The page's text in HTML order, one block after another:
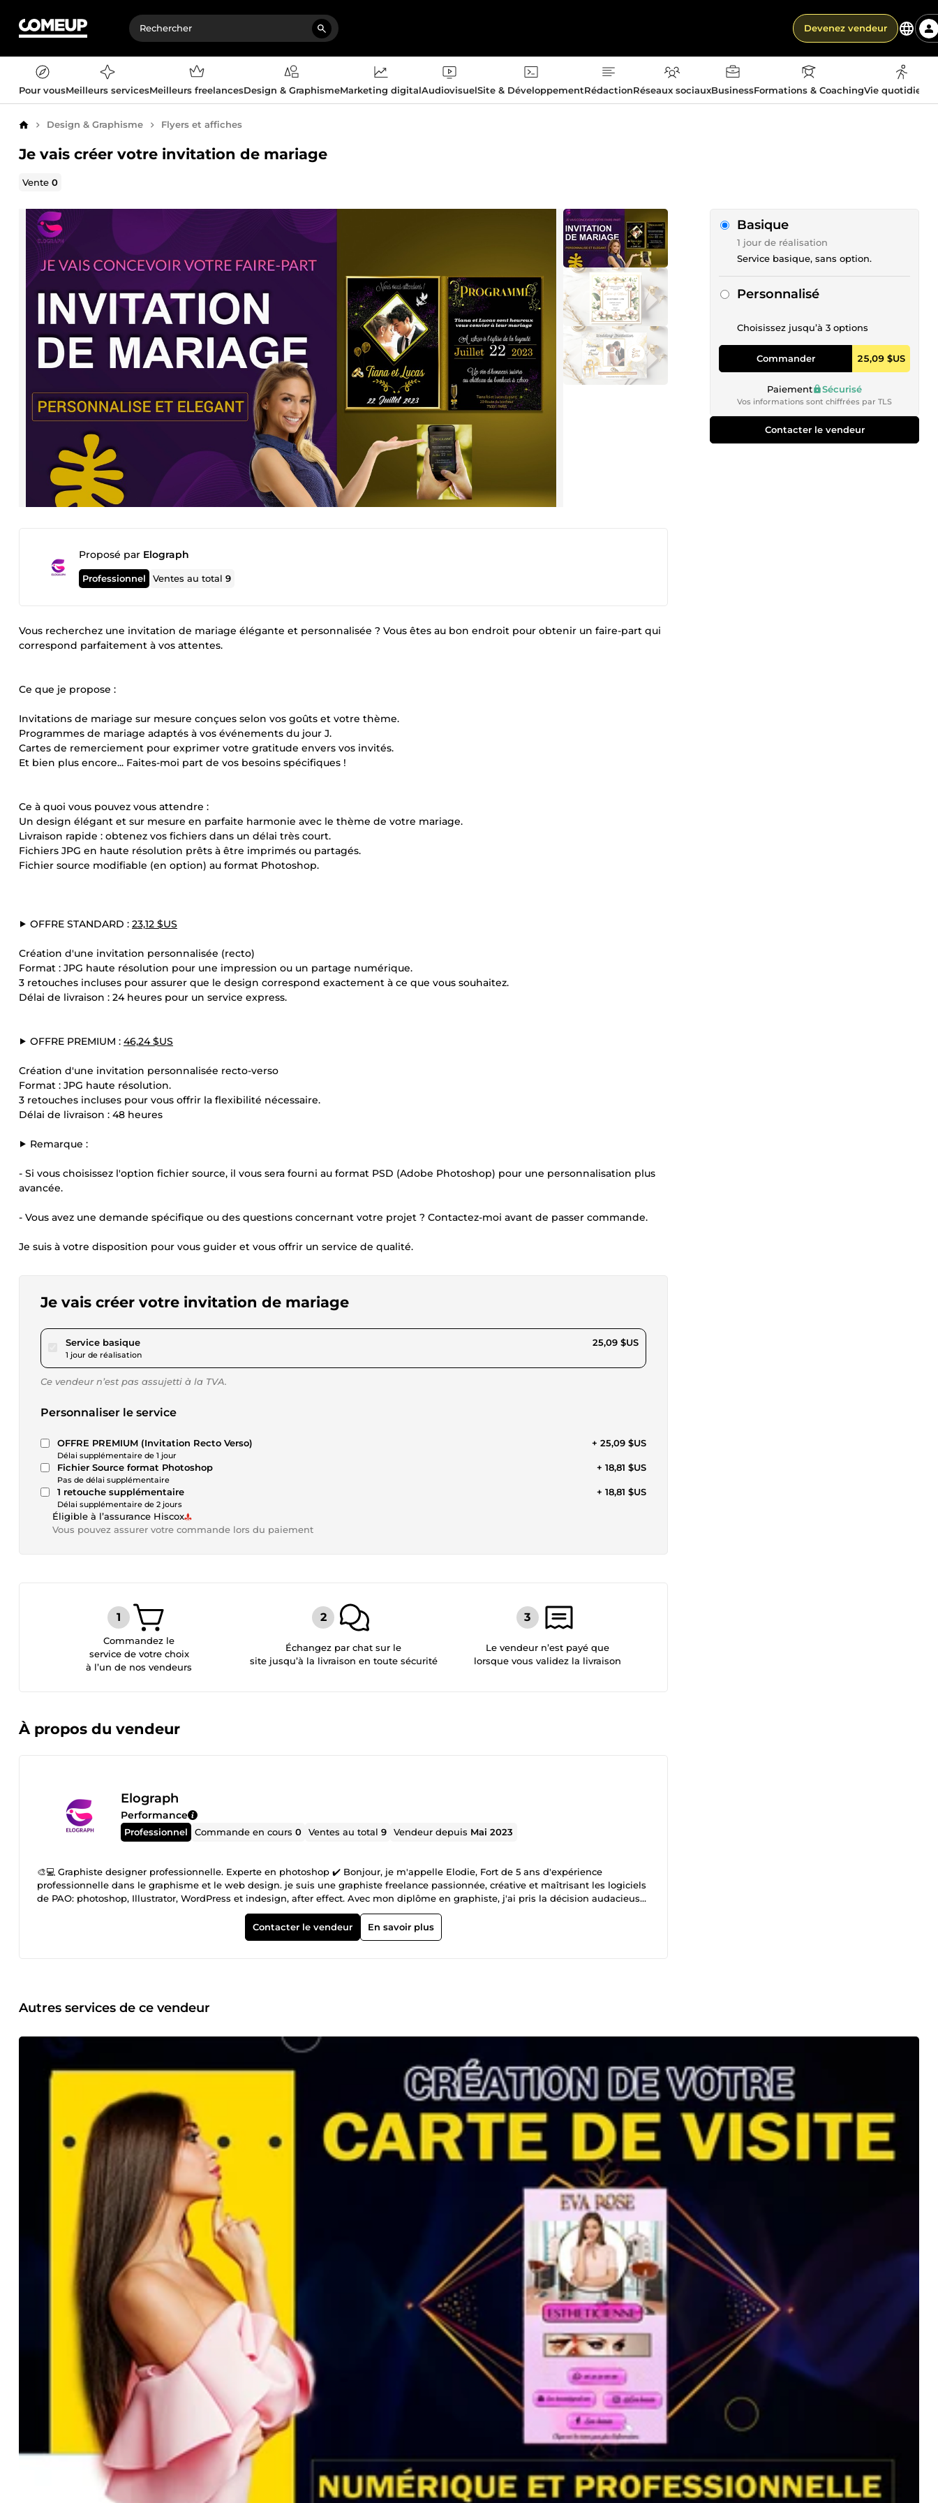
Devenez vendeur
Pour vousMeilleurs servicesMeilleurs freelancesDesign & GraphismeMarketing digitalAudiovisuelSite & DéveloppementRédactionRéseaux sociauxBusinessFormations & CoachingVie
AccueilDesign & Graphisme Flyers et affiches
Je vais créer votre invitation de mariage
Vente0
Proposé par Elograph
Professionnel Ventes au total9
Vous recherchez une invitation de mariage élégante et personnalisée ? Vous êtes au bon endroit pour obtenir un faire-part qui
correspond parfaitement à vos attentes.
Ce que je propose :
Invitations de mariage sur mesure conçues selon vos goûts et votre thème.
Programmes de mariage adaptés à vos événements du jour J.
Cartes de remerciement pour exprimer votre gratitude envers vos invités.
Et bien plus encore... Faites-moi part de vos besoins spécifiques !
Ce à quoi vous pouvez vous attendre :
Un design élégant et sur mesure en parfaite harmonie avec le thème de votre mariage.
Livraison rapide : obtenez vos fichiers dans un délai très court.
Fichiers JPG en haute résolution prêts à être imprimés ou partagés.
Fichier source modifiable (en option) au format Photoshop.
⯈ OFFRE STANDARD : 23,12 $US
Création d'une invitation personnalisée (recto)
Format : JPG haute résolution pour une impression ou un partage numérique.
3 retouches incluses pour assurer que le design correspond exactement à ce que vous souhaitez.
Délai de livraison : 24 heures pour un service express.
⯈ OFFRE PREMIUM : 46,24 $US
Création d'une invitation personnalisée recto-verso
Format : JPG haute résolution.
3 retouches incluses pour vous offrir la flexibilité nécessaire.
Délai de livraison : 48 heures
⯈ Remarque :
- Si vous choisissez l'option fichier source, il vous sera fourni au format PSD (Adobe Photoshop) pour une personnalisation plus
avancée.
- Vous avez une demande spécifique ou des questions concernant votre projet ? Contactez-moi avant de passer commande.
Je suis à votre disposition pour vous guider et vous offrir un service de qualité.
Je vais créer votre invitation de mariage
Service basiquepour 23,12 $US
1 jour de réalisation
25,09 $US
Ce vendeur n’est pas assujetti à la TVA.
Personnaliser le service
OFFRE PREMIUM (Invitation Recto Verso)
Délai supplémentaire de 1 jour
+ 25,09 $US
Fichier Source format Photoshop
Pas de délai supplémentaire
+ 18,81 $US
1 retouche supplémentaire
Délai supplémentaire de 2 jours
+ 18,81 $US
Éligible à l’assurance Hiscox
Vous pouvez assurer votre commande lors du paiement
Basique
1 jour de réalisation
Service basique, sans option.
Personnalisé
Choisissez jusqu’à 3 options
Commander 25,09 $US
Paiement Sécurisé
Vos informations sont chiffrées par TLS
Contacter le vendeur
Commandez le
service de votre choix
à l’un de nos vendeurs
Échangez par chat sur le
site jusqu’à la livraison en toute sécurité
Le vendeur n’est payé que
lorsque vous validez la livraison
À propos du vendeur
Elograph
Performance
Professionnel Commande en cours0 Ventes au total9 Vendeur depuis Mai 2023
🎨💻 Graphiste designer professionnelle. Experte en photoshop ✔️ Bonjour, je m'appelle Elodie, Fort de 5 ans d'expérience
professionnelle dans le graphisme et le web design. je suis une graphiste freelance passionnée, créative et maîtrisant les logiciels
de PAO: photoshop, Illustrator, WordPress et indesign, after effect. Avec mon diplôme en graphiste, j'ai pris la décision audacieuse
de créer ma propre auto-entreprise. Quel que soit votre besoin, mon objectif est non seulement d’attirer l’attention, mais aussi de
raconter votre histoire grâce à une approche globale qui englobe le conseil et l’accompagnement personnalisé de chacun de mes
clients dans la concrétisation de leurs projets. Si vous aspirez à laisser une empreinte mémorable et à sublimer l’image de votre
service pour donner un véritable impact à vos projets graphiques et digitaux. Mon Champs d'expertise : ▪️La Retouche photo et le
Contacter le vendeur En savoir plus
Autres services de ce vendeur